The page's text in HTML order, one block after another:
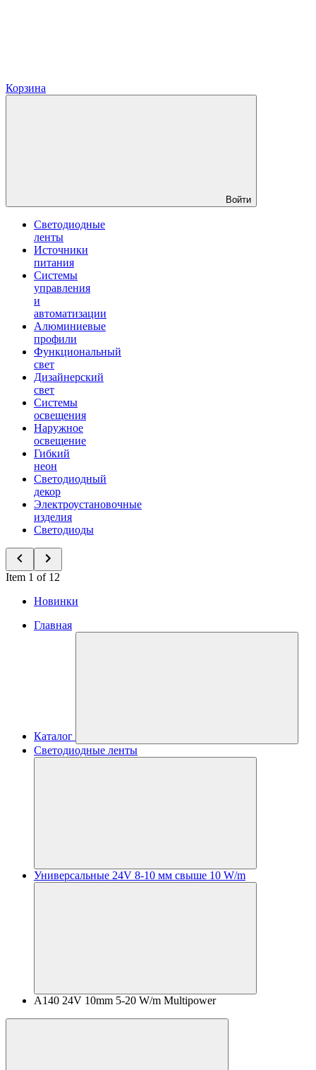
Корзина
Войти
Светодиодные
ленты
Источники
питания
Системы
управления
и
автоматизации
Алюминиевые
профили
Функциональный
свет
Дизайнерский
свет
Системы
освещения
Наружное
освещение
Гибкий
неон
Светодиодный
декор
Электроустановочные
изделия
Светодиоды
Item 1 of 12
Новинки
Главная
Каталог
Светодиодные ленты
Универсальные 24V 8-10 мм свыше 10 W/m
A140 24V 10mm 5-20 W/m Multipower